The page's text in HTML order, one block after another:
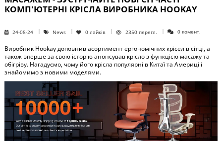
КОМП'ЮТЕРНІ КРІСЛА ВИРОБНИКА HOOKAY
24-08-24 News 0 лайків 2350 перегл. 0 комент.
Виробник Hookay доповнив асортимент ергономічних крісел в сітці, а
також вперше за свою історію анонсував крісло з функцією масажу та
обігріву. Нагадуємо, чому його крісла популярні в Китаї та Америці і
знайомимо з новими моделями.